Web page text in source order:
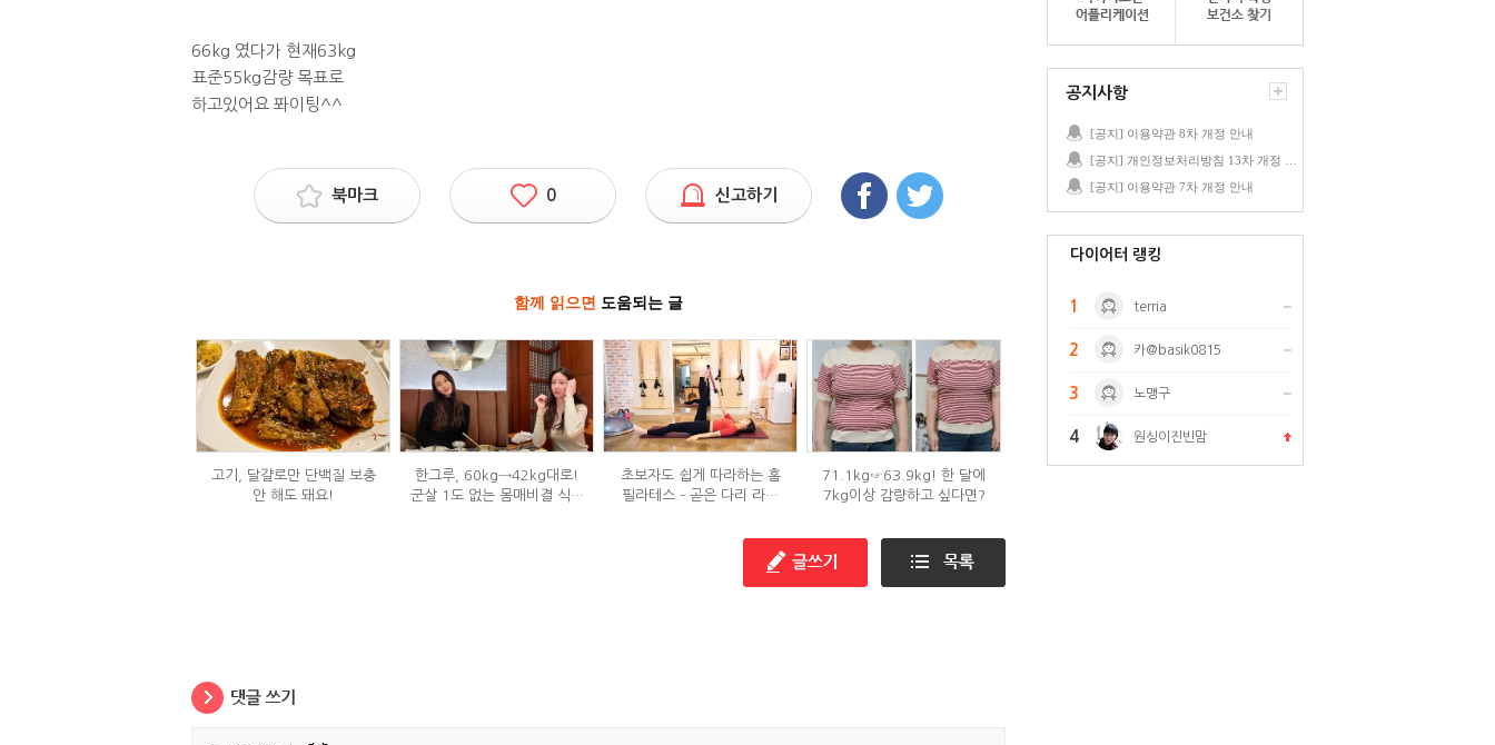
66kg 였다가 현재63kg
표준55kg감량 목표로
하고있어요 퐈이팅^^
북마크 0 신고하기
함께 읽으면 도움되는 글
고기, 달걀로만 단백질 보충
안 해도 돼요!
한그루, 60kg→42kg대로!
군살 1도 없는 몸매비결 식단
초보자도 쉽게 따라하는 홈
필라테스 – 곧은 다리 라인
71.1kg☞63.9kg! 한 달에
7kg이상 감량하고 싶다면?
공지사항
[공지] 이용약관 8차 개정 안내
[공지] 이용약관 7차 개정 안내
다이어터 랭킹
1 terria
2 카@basik0815
3 노맹구
4 원싱이진빈맘